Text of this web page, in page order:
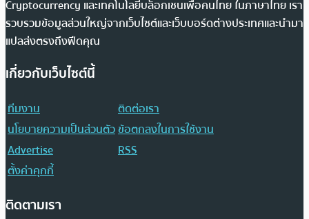
Cryptocurrency และเทคโนโลยีบล็อกเชนเพื่อคนไทย ในภาษาไทย เรา
รวบรวมข้อมูลส่วนใหญ่จากเว็บไซต์และเว็บบอร์ดต่างประเทศและนำมา
แปลส่งตรงถึงฟีดคุณ
เกี่ยวกับเว็บไซต์นี้
ทีมงาน
ติดต่อเรา
นโยบายความเป็นส่วนตัวข้อตกลงในการใช้งาน
Advertise
RSS
ตั้งค่าคุกกี้
ติดตามเรา